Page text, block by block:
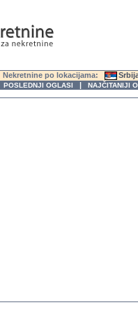
Nekretnine po lokacijama:
POSLEDNJI OGLASI | NAJČITANIJI